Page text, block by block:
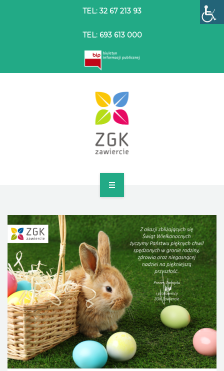
TEL: 32 67 213 93
TEL: 693 613 000
O SPÓŁCE
DLA MIESZKAŃCÓW
OFERTA
PSZOK
EDUKACJA
KONTAKT